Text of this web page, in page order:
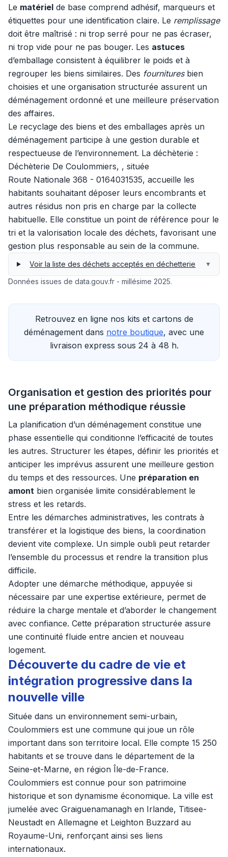
Le matériel de base comprend adhésif, marqueurs et
étiquettes pour une identification claire. Le remplissage
doit être maîtrisé : ni trop serré pour ne pas écraser,
ni trop vide pour ne pas bouger. Les astuces
d’emballage consistent à équilibrer le poids et à
regrouper les biens similaires. Des fournituresbien
choisies et une organisation structurée assurent un
déménagement ordonné et une meilleure préservation
des affaires.
Le recyclage des biens et des emballages après un
déménagement participe à une gestion durable et
respectueuse de l’environnement. La déchèterie :
Déchèterie De Coulommiers, , située
Route Nationale 368 - 0164031535, accueille les
habitants souhaitant déposer leurs encombrants et
autres résidus non pris en charge par la collecte
habituelle. Elle constitue un point de référence pour le
tri et la valorisation locale des déchets, favorisant une
gestion plus responsable au sein de la commune.
Voir la liste des déchets acceptés en déchetterie ▼
Données issues de data.gouv.fr - millésime 2025.
Retrouvez en ligne nos kits et cartons de
déménagement dans notre boutique, avec une
livraison express sous 24 à 48 h.
Organisation et gestion des priorités pour
une préparation méthodique réussie
La planification d’un déménagement constitue une
phase essentielle qui conditionne l’efficacité de toutes
les autres. Structurer les étapes, définir les priorités et
anticiper les imprévus assurent une meilleure gestion
du temps et des ressources. Une préparation en
amont bien organisée limite considérablement le
stress et les retards.
Entre les démarches administratives, les contrats à
transférer et la logistique des biens, la coordination
devient vite complexe. Un simple oubli peut retarder
l’ensemble du processus et rendre la transition plus
difficile.
Adopter une démarche méthodique, appuyée si
nécessaire par une expertise extérieure, permet de
réduire la charge mentale et d’aborder le changement
avec confiance. Cette préparation structurée assure
une continuité fluide entre ancien et nouveau
logement.
Découverte du cadre de vie et
intégration progressive dans la
nouvelle ville
Située dans un environnement semi-urbain,
Coulommiers est une commune qui joue un rôle
important dans son territoire local. Elle compte 15 250
habitants et se trouve dans le département de la
Seine-et-Marne, en région Île-de-France.
Coulommiers est connue pour son patrimoine
historique et son dynamisme économique. La ville est
jumelée avec Graiguenamanagh en Irlande, Titisee-
Neustadt en Allemagne et Leighton Buzzard au
Royaume-Uni, renforçant ainsi ses liens
internationaux.